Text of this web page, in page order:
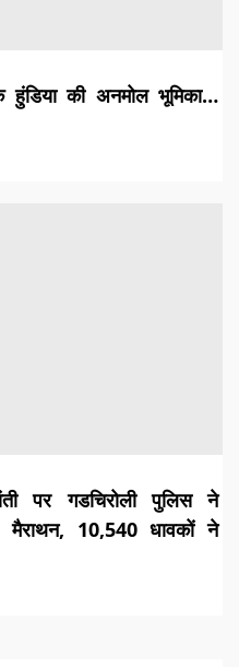
की अनमोल भूमिका…
पर गडचिरोली पुलिस ने
मैराथन, 10,540 धावकों ने